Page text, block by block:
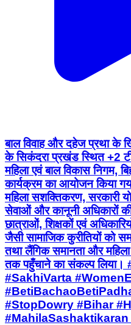
बाल विवाह और दहेज प्रथा के
के सिकंदरा प्रखंड स्थित +2
महिला एवं बाल विकास निगम,
कार्यक्रम का आयोजन किया
महिला सशक्तिकरण, सरकारी
सेवाओं और कानूनी अधिकारों
छात्राओं, शिक्षकों एवं
जैसी सामाजिक कुरीतियों को
तथा लैंगिक समानता और
तक पहुँचाने का संकल्प
#SakhiVarta
#StopDowry #Bihar